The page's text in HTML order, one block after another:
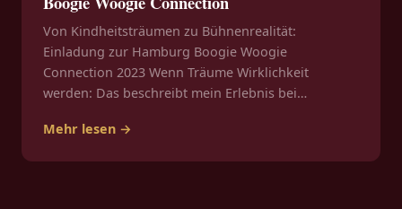
Von Kindheitsträumen zu Bühnenrealität:
Einladung zur Hamburg Boogie Woogie
Connection 2023 Wenn Träume Wirklichkeit
werden: Das beschreibt mein Erlebnis bei…
Mehr lesen →